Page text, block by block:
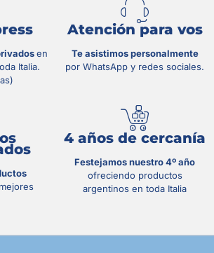
en
Italia.
Atención para vos
Te asistimos personalmente
por WhatsApp y redes sociales.
4 años de cercanía
Festejamos nuestro 4º año
ofreciendo productos
argentinos en toda Italia